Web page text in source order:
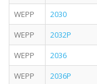
WEPP
2030
WEPP
2032P
WEPP
2036
WEPP
2036P